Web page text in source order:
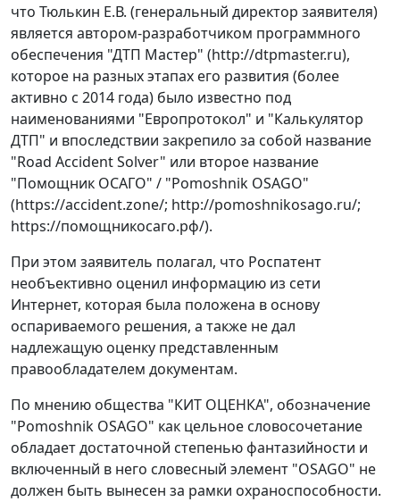
что Тюлькин Е.В. (генеральный директор заявителя)
является автором-разработчиком программного
обеспечения "ДТП Мастер" (http://dtpmaster.ru),
которое на разных этапах его развития (более
активно с 2014 года) было известно под
наименованиями "Европротокол" и "Калькулятор
ДТП" и впоследствии закрепило за собой название
"Road Accident Solver" или второе название
"Помощник ОСАГО" / "Pomoshnik OSAGO"
(https://accident.zone/; http://pomoshnikosago.ru/;
https://помощникосаго.рф/).
При этом заявитель полагал, что Роспатент
необъективно оценил информацию из сети
Интернет, которая была положена в основу
оспариваемого решения, а также не дал
надлежащую оценку представленным
правообладателем документам.
По мнению общества "КИТ ОЦЕНКА", обозначение
"Pomoshnik OSAGO" как цельное словосочетание
обладает достаточной степенью фантазийности и
включенный в него словесный элемент "OSAGO" не
должен быть вынесен за рамки охраноспособности.